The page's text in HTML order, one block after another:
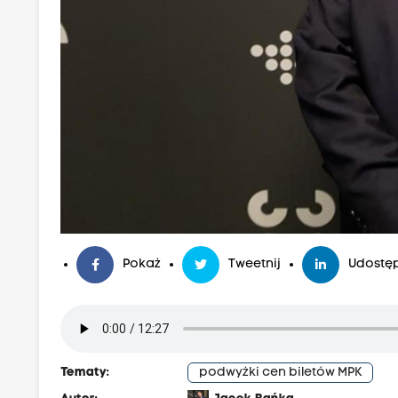
Pokaż Tweetnij
Tematy:
podwyżki cen biletów MPK